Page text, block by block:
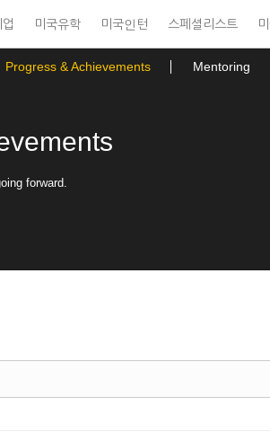
미국유학 미국인턴 스페셜리스트
Progress & Achievements Mentoring
forward.